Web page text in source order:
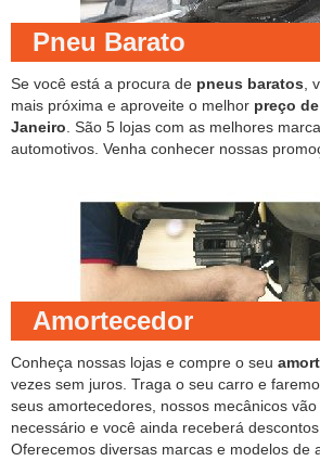
Pneu Barato
Se você está a procura de pneus baratos ,
mais próxima e aproveite o melhor preço
Janeiro . São 5 lojas com as melhores
automotivos. Venha conhecer nossas
Amortecedor
Conheça nossas lojas e compre o seu
vezes sem juros. Traga o seu carro e
seus amortecedores, nossos mecânicos
necessário e você ainda receberá
Oferecemos diversas marcas e modelos de